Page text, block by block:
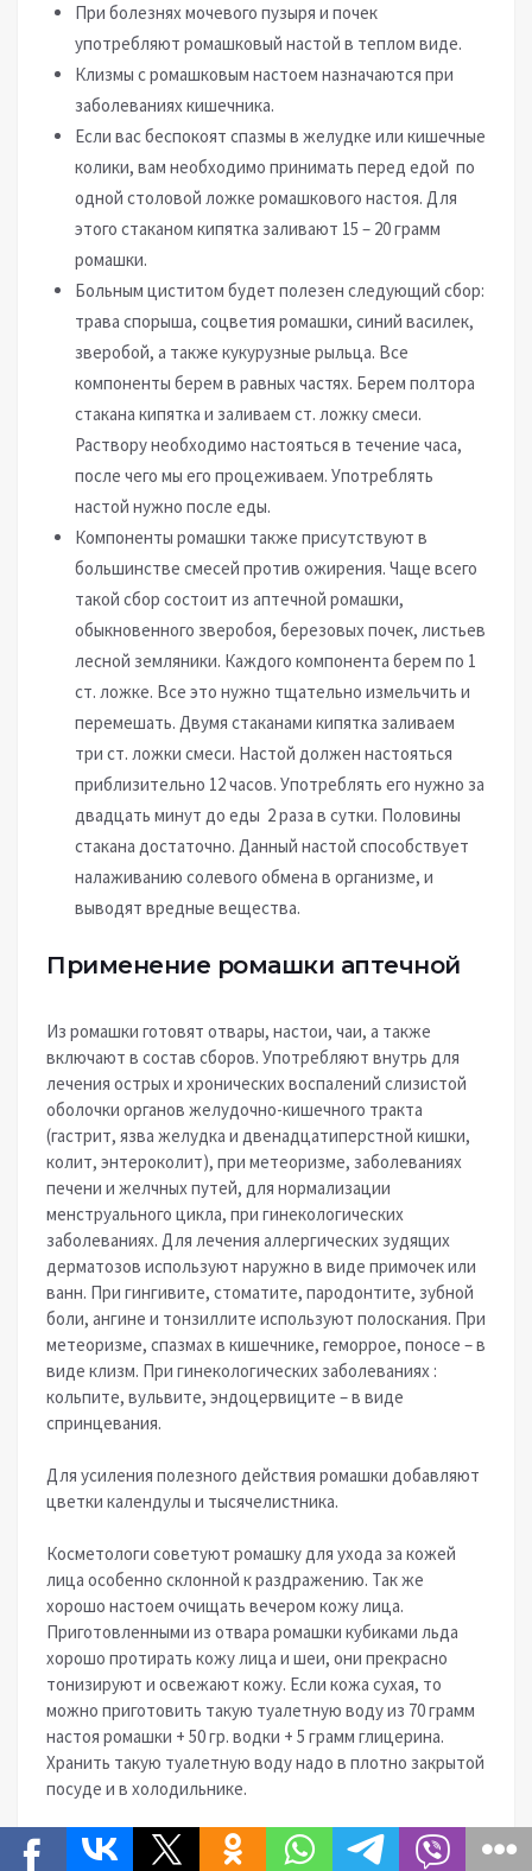
При болезнях мочевого пузыря и почек
употребляют ромашковый настой в теплом виде.
Клизмы с ромашковым настоем назначаются при
заболеваниях кишечника.
Если вас беспокоят спазмы в желудке или кишечные
колики, вам необходимо принимать перед едой по
одной столовой ложке ромашкового настоя. Для
этого стаканом кипятка заливают 15 – 20 грамм
ромашки.
Больным циститом будет полезен следующий сбор:
трава спорыша, соцветия ромашки, синий василек,
зверобой, а также кукурузные рыльца. Все
компоненты берем в равных частях. Берем полтора
стакана кипятка и заливаем ст. ложку смеси.
Раствору необходимо настояться в течение часа,
после чего мы его процеживаем. Употреблять
настой нужно после еды.
Компоненты ромашки также присутствуют в
большинстве смесей против ожирения. Чаще всего
такой сбор состоит из аптечной ромашки,
обыкновенного зверобоя, березовых почек, листьев
лесной земляники. Каждого компонента берем по 1
ст. ложке. Все это нужно тщательно измельчить и
перемешать. Двумя стаканами кипятка заливаем
три ст. ложки смеси. Настой должен настояться
приблизительно 12 часов. Употреблять его нужно за
двадцать минут до еды 2 раза в сутки. Половины
стакана достаточно. Данный настой способствует
налаживанию солевого обмена в организме, и
выводят вредные вещества.
Применение ромашки аптечной
Из ромашки готовят отвары, настои, чаи, а также
включают в состав сборов. Употребляют внутрь для
лечения острых и хронических воспалений слизистой
оболочки органов желудочно-кишечного тракта
(гастрит, язва желудка и двенадцатиперстной кишки,
колит, энтероколит), при метеоризме, заболеваниях
печени и желчных путей, для нормализации
менструального цикла, при гинекологических
заболеваниях. Для лечения аллергических зудящих
дерматозов используют наружно в виде примочек или
ванн. При гингивите, стоматите, пародонтите, зубной
боли, ангине и тонзиллите используют полоскания. При
метеоризме, спазмах в кишечнике, геморрое, поносе – в
виде клизм. При гинекологических заболеваниях :
кольпите, вульвите, эндоцервиците – в виде
спринцевания.
Для усиления полезного действия ромашки добавляют
цветки календулы и тысячелистника.
Косметологи советуют ромашку для ухода за кожей
лица особенно склонной к раздражению. Так же
хорошо настоем очищать вечером кожу лица.
Приготовленными из отвара ромашки кубиками льда
хорошо протирать кожу лица и шеи, они прекрасно
тонизируют и освежают кожу. Если кожа сухая, то
можно приготовить такую туалетную воду из 70 грамм
настоя ромашки + 50 гр. водки + 5 грамм глицерина.
Хранить такую туалетную воду надо в плотно закрытой
посуде и в холодильнике.
Отвар ромашки снимает припухлость (например, после